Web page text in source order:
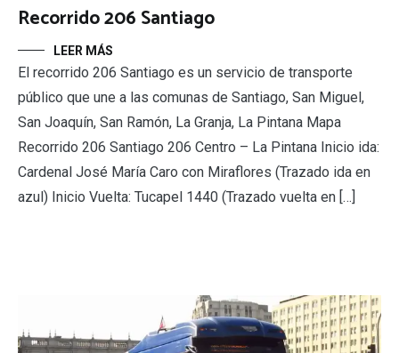
Recorrido 206 Santiago
LEER MÁS
El recorrido 206 Santiago es un servicio de transporte
público que une a las comunas de Santiago, San Miguel,
San Joaquín, San Ramón, La Granja, La Pintana Mapa
Recorrido 206 Santiago 206 Centro – La Pintana Inicio ida:
Cardenal José María Caro con Miraflores (Trazado ida en
azul) Inicio Vuelta: Tucapel 1440 (Trazado vuelta en […]